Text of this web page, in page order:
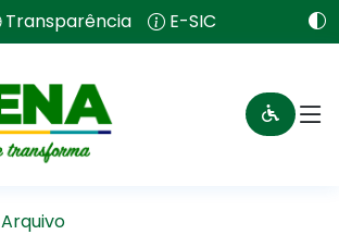
Transparência E-SIC
Arquivo